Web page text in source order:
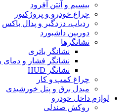
بیسیم و آنتن آفرود
چراغ خودرو و پروژکتور
ردیاب، دزدگیر و پدال باکس
دوربین داشبورد
نشانگرها
نشانگر باتری
نشانگر فشار و دمای
نشانگر HUD
چراغ کمپ و کار
مبدل برق و پنل خورشیدی
لوازم داخل خودرو
روکش صندلی